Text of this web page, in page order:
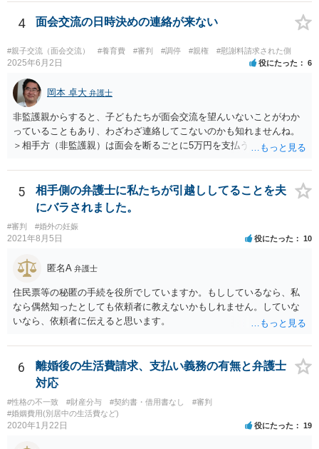
4 面会交流の日時決めの連絡が来ない
#親子交流（面会交流） #養育費 #審判 #調停 #親権 #慰謝料請求された側
2025年6月2日 役にたった 6
岡本 卓大 弁護士
非監護親からすると、子どもたちが面会交流を望んいないことがわか
っていることもあり、わざわざ連絡してこないのかも知れませんね。
＞相手方（非監護親）は面会を断るごとに5万円を支払うことを取決め
当に何が何でも面会交流したい（子どもたちと会いたい）と言うより
は、あなたに対する嫌がらせだった可能性もあるように思います（そ
ういう男はDV・虐待系の男には珍しくありません。）。 面会交流とは
親の権利ではなく、『子どものため』のものです。 子どもたちの年齢
（自分の気持ちを言える年齢）を考えても、無理に面会交流をする必
要もありません。 相手から面会交流を行うことについての申し出があ
ったときに対応すれば十分だと思います。 仮に相手から、面会交流さ
せなかった（連絡をしてこなかった）と慰謝料請求してきたとして
も、そのような請求は、まず認められません。 ご心配であれば、審判
書を持参して、お近くの弁護士に法律相談してみてください。
5
相手側の弁護士に私たちが引越ししてることを夫
にバラされました。
#審判 #婚外の妊娠
2021年8月5日 役にたった 10
匿名A 弁護士
住民票等の秘匿の手続を役所でしていますか。もししているなら、私
なら偶然知ったとしても依頼者に教えないかもしれません。していな
いなら、依頼者に伝えると思います。
6
離婚後の生活費請求、支払い義務の有無と弁護士
対応
#性格の不一致 #財産分与 #契約書・借用書なし
#審判
#婚姻費用(別居中の生活費など)
2020年1月22日 役にたった 19